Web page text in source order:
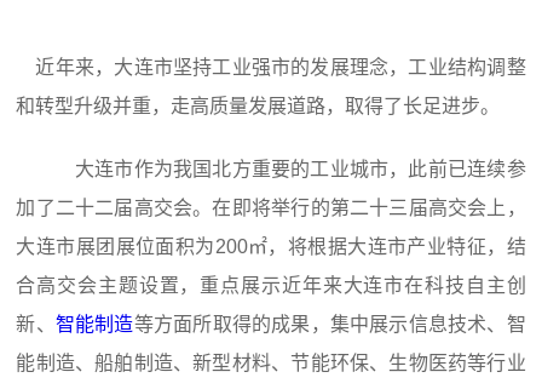
近年来，大连市坚持工业强市的发展理念，工业结构调整
和转型升级并重，走高质量发展道路，取得了长足进步。
大连市作为我国北方重要的工业城市，此前已连续参
加了二十二届高交会。在即将举行的第二十三届高交会上，
大连市展团展位面积为200㎡，将根据大连市产业特征，结
合高交会主题设置，重点展示近年来大连市在科技自主创
新、 智能制造等方面所取得的成果，集中展示信息技术、智
能制造、船舶制造、新型材料、节能环保、生物医药等行业